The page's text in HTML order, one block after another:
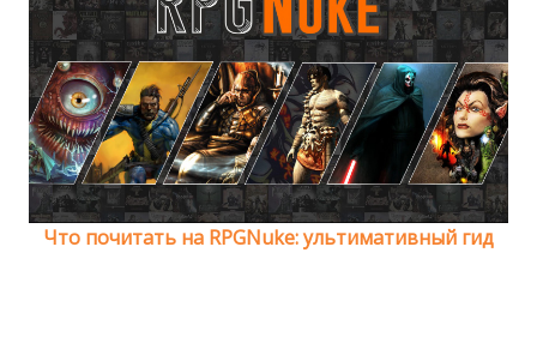
Что почитать на RPGNuke: ультимативный гид